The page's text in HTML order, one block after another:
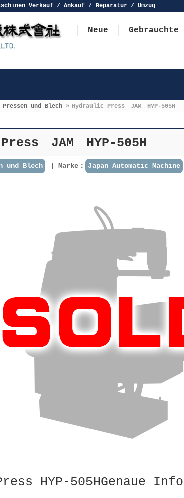
Verkauf / Ankauf / Reparatur / Umzug
Neue Gebrauchte
Pressen und Blech » Hydraulic Press JAM HYP-505H
JAM HYP-505H
und Blech Marke： Japan Automatic Machine
HYP-505HGenaue